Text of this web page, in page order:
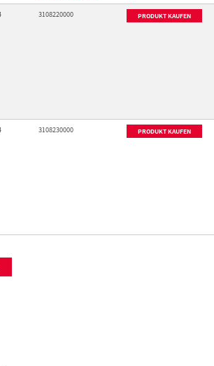
3108220000 PRODUKT KAUFEN
3108230000 PRODUKT KAUFEN